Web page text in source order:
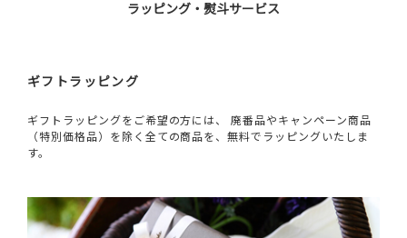
ラッピング・熨斗サービス
ギフトラッピング
ギフトラッピングをご希望の方には、 廃番品やキャンペーン商品
（特別価格品）を除く全ての商品を、無料でラッピングいたしま
す。